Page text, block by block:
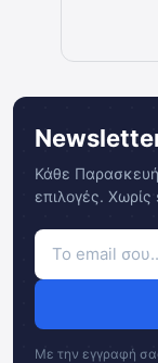
Κάθε
επιλογές. Χωρίς
Με την εγγραφή